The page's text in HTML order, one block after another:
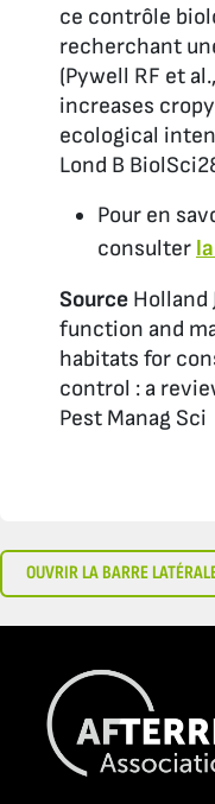
ce contrôle
recherchant
(Pywell RF et al.
increases
ecological
Lond B BiolSci
Pour en
consulter
Source Holland
function and
habitats for
control : a
Pest Manag Sci
OUVRIR LA BARRE